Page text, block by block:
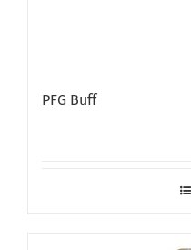
PFG Buff